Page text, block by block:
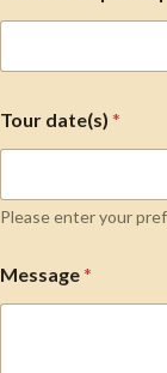
Tour date(s)*
Please enter your
Message*